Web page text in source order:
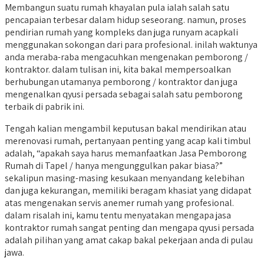
Membangun suatu rumah khayalan pula ialah salah satu
pencapaian terbesar dalam hidup seseorang. namun, proses
pendirian rumah yang kompleks dan juga runyam acapkali
menggunakan sokongan dari para profesional. inilah waktunya
anda meraba-raba mengacuhkan mengenakan pemborong /
kontraktor. dalam tulisan ini, kita bakal mempersoalkan
berhubungan utamanya pemborong / kontraktor dan juga
mengenalkan qyusi persada sebagai salah satu pemborong
terbaik di pabrik ini.
Tengah kalian mengambil keputusan bakal mendirikan atau
merenovasi rumah, pertanyaan penting yang acap kali timbul
adalah, “apakah saya harus memanfaatkan Jasa Pemborong
Rumah di Tapel / hanya mengunggulkan pakar biasa?”
sekalipun masing-masing kesukaan menyandang kelebihan
dan juga kekurangan, memiliki beragam khasiat yang didapat
atas mengenakan servis anemer rumah yang profesional.
dalam risalah ini, kamu tentu menyatakan mengapa jasa
kontraktor rumah sangat penting dan mengapa qyusi persada
adalah pilihan yang amat cakap bakal pekerjaan anda di pulau
jawa.